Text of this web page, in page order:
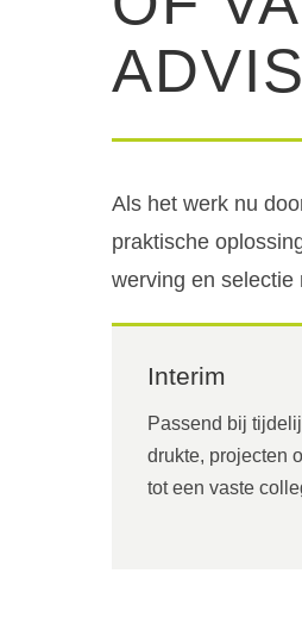
Als het werk nu
praktische
werving en selectie
Interim
Passend bij
drukte, projecten
tot een vaste